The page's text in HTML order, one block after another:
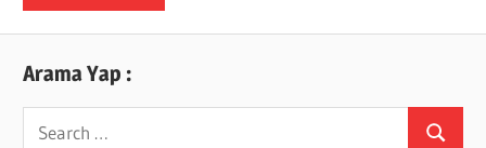
Arama Yap :
Search